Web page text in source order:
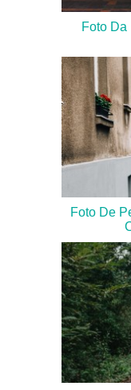
Foto Da
Foto De